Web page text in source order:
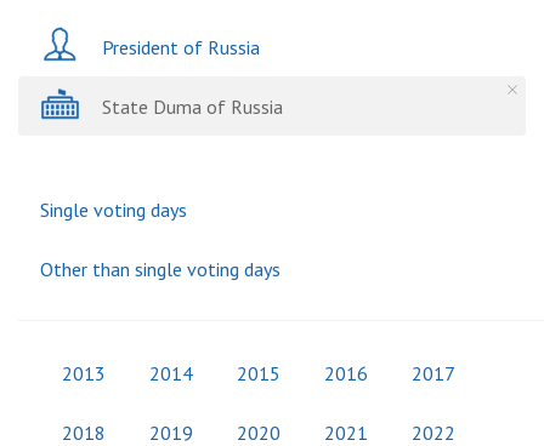
President of Russia
State Duma of Russia
Single voting days
Other than single voting days
2013 2014 2015 2016 2017
2018 2019 2020 2021 2022